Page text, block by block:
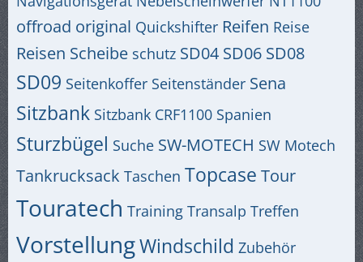
offroad original Quickshifter Reifen Reise
Reisen Scheibe schutz SD04 SD06 SD08
SD09 Seitenkoffer Seitenständer Sena
Sitzbank Sitzbank CRF1100 Spanien
Sturzbügel Suche SW-MOTECH SW Motech
Tankrucksack Taschen Topcase Tour
Touratech Training Transalp Treffen
VorstellungWindschild Zubehör